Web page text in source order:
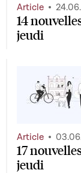
14
jeudi
Article
17
jeudi
Article